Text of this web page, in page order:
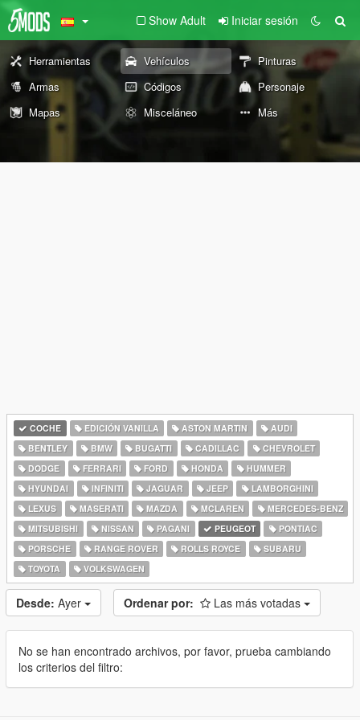
Show Adult Iniciar sesión
Herramientas Vehículos
Pinturas
Armas
Códigos
Personaje
Mapas
Misceláneo Más
COCHE EDICIÓN VANILLA ASTON MARTIN
AUDI
BENTLEY
BMW BUGATTI CADILLAC
CHEVROLET
DODGE
FERRARI FORD HONDA
HUMMER
HYUNDAI
INFINITI JAGUAR JEEP
LAMBORGHINI
LEXUS
MASERATI MAZDA MCLAREN
MERCEDES-BENZ
MITSUBISHI
NISSAN PAGANI PEUGEOT
PONTIAC
PORSCHE
RANGE ROVER ROLLS ROYCE
SUBARU
TOYOTA
VOLKSWAGEN
Desde: Ayer Ordenar por: Las más votadas
No se han encontrado archivos, por favor, prueba cambiando
los criterios del filtro: